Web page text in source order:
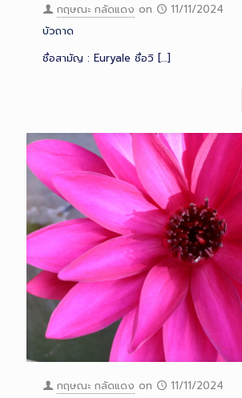
กฤษณะ กลัดแดง on
11/11/2024
บัวถาด
ชื่อสามัญ : Euryale ชื่อวิ […]
กฤษณะ กลัดแดง on
11/11/2024